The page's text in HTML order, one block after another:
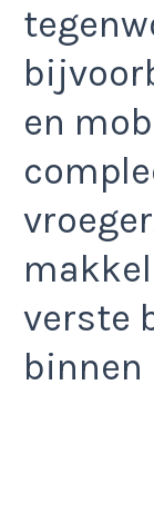
en
verste
binnen